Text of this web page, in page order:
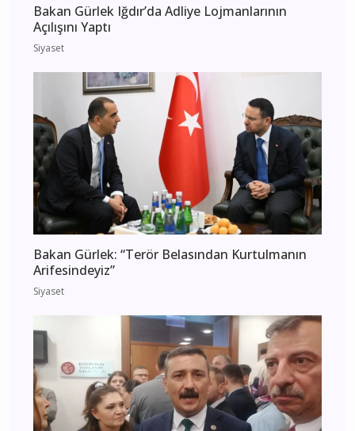
Bakan Gürlek Iğdır’da Adliye Lojmanlarının
Açılışını Yaptı
Siyaset
Bakan Gürlek: “Terör Belasından Kurtulmanın
Arifesindeyiz”
Siyaset